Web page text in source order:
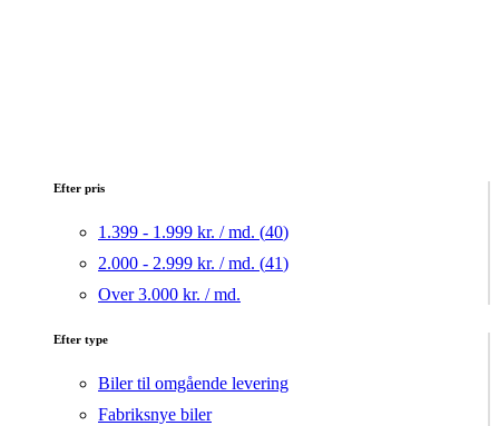
Efter pris
1.399 - 1.999 kr. / md. (40)
2.000 - 2.999 kr. / md. (41)
Over 3.000 kr. / md.
Efter type
Biler til omgående levering
Fabriksnye biler